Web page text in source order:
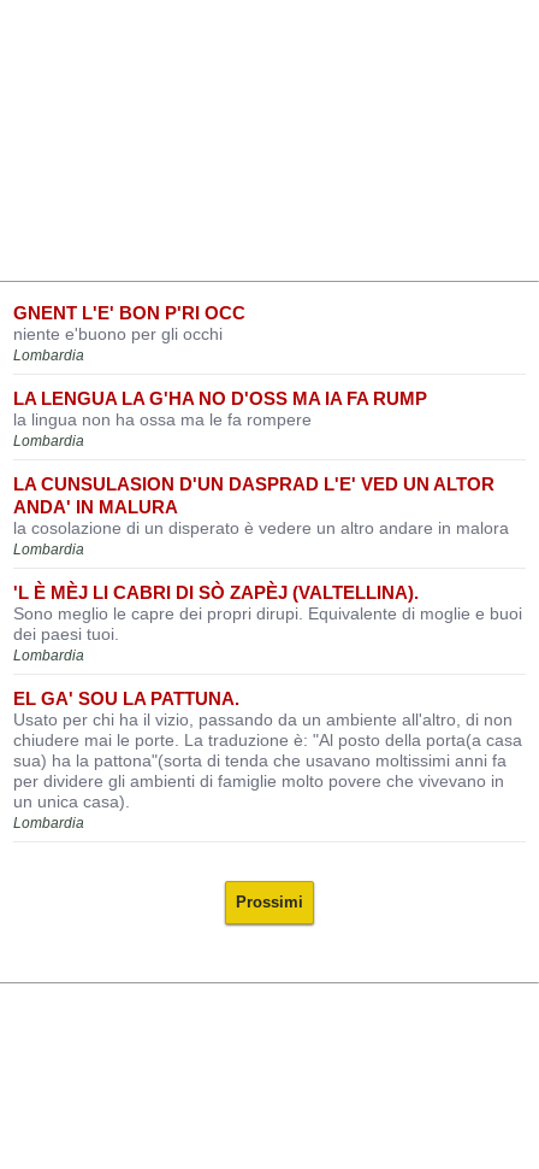
GNENT L'E' BON P'RI OCC
niente e'buono per gli occhi
Lombardia
LA LENGUA LA G'HA NO D'OSS MA IA FA RUMP
la lingua non ha ossa ma le fa rompere
Lombardia
LA CUNSULASION D'UN DASPRAD L'E' VED UN ALTOR
ANDA' IN MALURA
la cosolazione di un disperato è vedere un altro andare in malora
Lombardia
'L È MÈJ LI CABRI DI SÒ ZAPÈJ (VALTELLINA).
Sono meglio le capre dei propri dirupi. Equivalente di moglie e buoi
dei paesi tuoi.
Lombardia
EL GA' SOU LA PATTUNA.
Usato per chi ha il vizio, passando da un ambiente all'altro, di non
chiudere mai le porte. La traduzione è: "Al posto della porta(a casa
sua) ha la pattona"(sorta di tenda che usavano moltissimi anni fa
per dividere gli ambienti di famiglie molto povere che vivevano in
un unica casa).
Lombardia
Prossimi